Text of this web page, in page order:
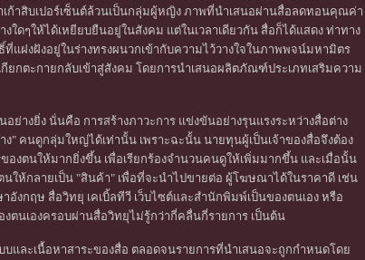
ก้าสิบเปอร์เซ็นต์ล้วนเป็นกลุ่มผู้หญิง ภาพที่นำเสนอผ่านสื่อลดทอนคุณค่า
ดๆให้ได้เหยียบยืนอยู่ในสังคม แต่ในเวลาเดียวกัน สื่อก็ได้แสดง ท่าทาง
ฝงฝังอยู่ในร่างทรงผนวกเข้ากับความไว้วางใจในภาพพจน์มหามิตร
ยกตะกายกลับเข้าสู่สังคม โดยการนำเสนอผลิตภัณฑ์ประเภทเสริมความ
างยิ่ง นั่นคือ การสร้างภาวะการ แข่งขันอย่างรุนแรงระหว่างสื่อต่าง
" คนดูกลุ่มใหญ่ได้เท่านั้น เพราะฉะนั้น นายทุนผู้เป็นเจ้าของสื่อจึงต้อง
งตนให้มากยิ่งขึ้น เพื่อเรียกร้องจำนวนคนดูให้เพิ่มมากขึ้น และเมื่อนั้น
ให้กลายเป็น "สินค้า" เพื่อที่จะนำไปขายต่อ ผู้โฆษณาได้ในราคาดี เช่น
กฤษ สื่อวิทยุ เคเบิ้ลทีวี เว็บไซต์และสำนักพิมพ์เป็นของตนเอง หรือ
นเองครอบผ่านสื่อวิทยุไม่รู้กว่ากี่คลื่นกี่รายการ เป็นต้น
ละเนื้อหาสาระของสื่อ ตลอดจนรายการที่นำเสนอจะถูกกำหนดโดย